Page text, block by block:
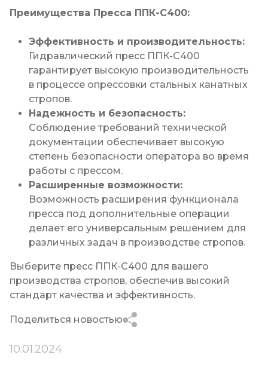
Преимущества Пресса ППК-С400:
Эффективность и производительность:
Гидравлический пресс ППК-С400
гарантирует высокую производительность
в процессе опрессовки стальных канатных
стропов.
Надежность и безопасность:
Соблюдение требований технической
документации обеспечивает высокую
степень безопасности оператора во время
работы с прессом.
Расширенные возможности:
Возможность расширения функционала
пресса под дополнительные операции
делает его универсальным решением для
различных задач в производстве стропов.
Выберите пресс ППК-С400 для вашего
производства стропов, обеспечив высокий
стандарт качества и эффективность.
Поделиться новостью
10.01.2024